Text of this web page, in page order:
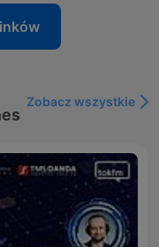
Zobacz wszystkie